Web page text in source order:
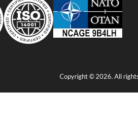
Copyright © 2026. All